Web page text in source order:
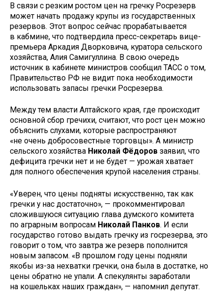
В связи с резким ростом цен на гречку Росрезерв
может начать продажу крупы из государственных
резервов. Этот вопрос сейчас прорабатывается
в кабмине, что подтвердила пресс-секретарь вице-
премьера Аркадия Дворковича, куратора сельского
хозяйства, Алия Самигуллина. В свою очередь
источник в кабинете министров сообщил ТАСС о том,
Правительство РФ не видит пока необходимости
использовать запасы гречки Росрезерва.
Между тем власти Алтайского края, где происходит
основной сбор гречихи, считают, что рост цен можно
объяснить слухами, которые распространяют
«не очень добросовестные торговцы». А министр
сельского хозяйства Николай Фёдоров заявил, что
дефицита гречки нет и не будет — урожая хватает
для полного обеспечения крупой населения страны.
«Уверен, что цены подняты искусственно, так как
гречки у нас достаточно», — прокомментировал
сложившуюся ситуацию глава думского комитета
по аграрным вопросам Николай Панков. И если
государство готово выдать гречку из госрезерва, это
говорит о том, что завтра же резерв пополнится
новым запасом. «В прошлом году цены подняли
якобы из-за нехватки гречки, она была в достатке, но
цены обратно не упали. А спекулянты заработали
на кошельках наших граждан», — напомнил депутат.